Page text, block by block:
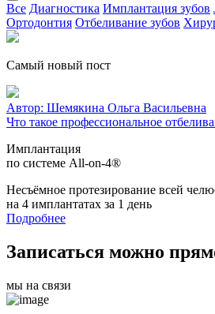
Все Диагностика Имплантация зубов
Ортодонтия Отбеливание зубов
Самый новый пост
Автор: Шемякина Ольга Васильевна
Что такое профессиональное
Имплантация
по системе All-on-4®
Несъёмное протезирование всей
на 4 имплантатах за 1 день
Подробнее
Записаться можно
мы на связи